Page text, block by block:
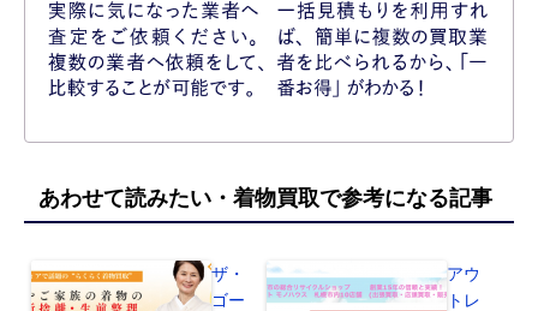
あわせて読みたい・着物買取で参考になる記事
ザ・
ゴー
アウ
トレ